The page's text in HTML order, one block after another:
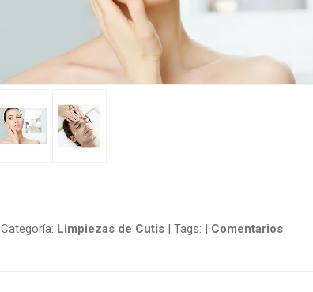
Categoría: Limpiezas de Cutis | Tags: | Comentarios